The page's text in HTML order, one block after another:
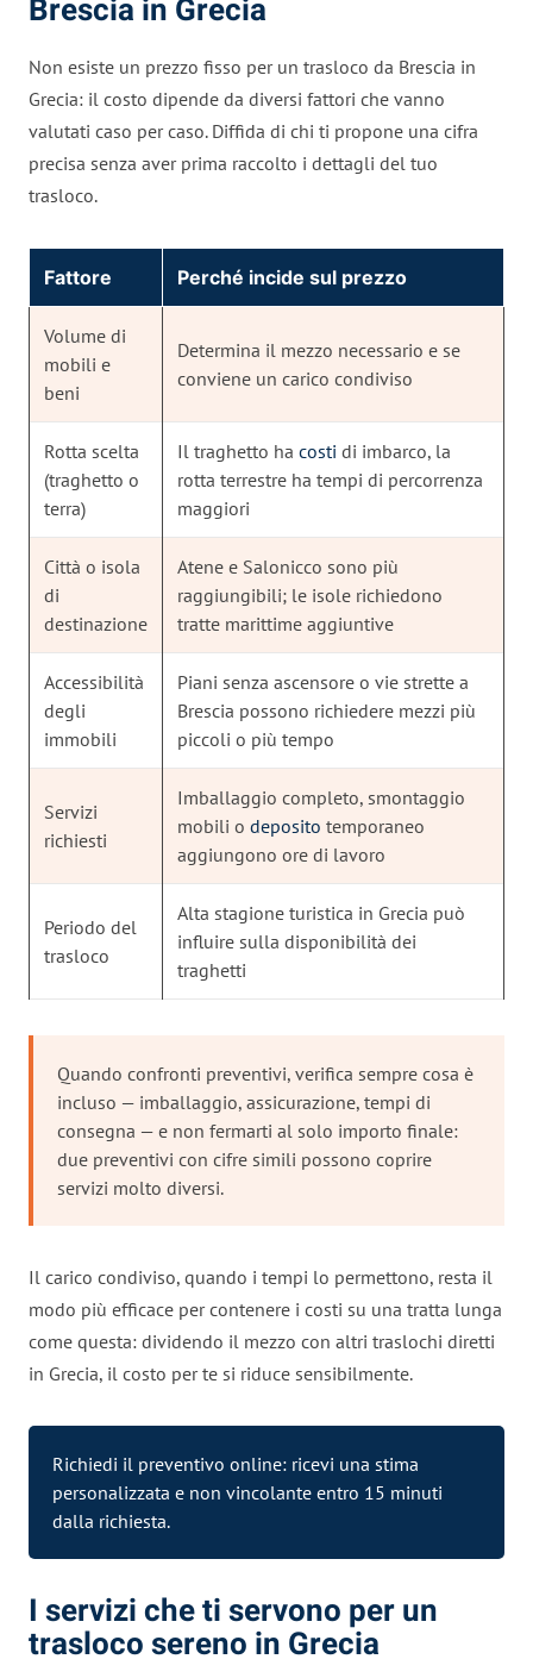
Brescia in Grecia
Non esiste un prezzo fisso per un trasloco da Brescia in
Grecia: il costo dipende da diversi fattori che vanno
valutati caso per caso. Diffida di chi ti propone una cifra
precisa senza aver prima raccolto i dettagli del tuo
trasloco.
Fattore Perché incide sul prezzo
Volume di
mobili e
beni
Determina il mezzo necessario e se
conviene un carico condiviso
Rotta scelta
(traghetto o
terra)
Il traghetto ha costi di imbarco, la
rotta terrestre ha tempi di percorrenza
maggiori
Città o isola
di
destinazione
Atene e Salonicco sono più
raggiungibili; le isole richiedono
tratte marittime aggiuntive
Accessibilità
degli
immobili
Piani senza ascensore o vie strette a
Brescia possono richiedere mezzi più
piccoli o più tempo
Servizi
richiesti
Imballaggio completo, smontaggio
mobili o deposito temporaneo
aggiungono ore di lavoro
Periodo del
trasloco
Alta stagione turistica in Grecia può
influire sulla disponibilità dei
traghetti
Quando confronti preventivi, verifica sempre cosa è
incluso — imballaggio, assicurazione, tempi di
consegna — e non fermarti al solo importo finale:
due preventivi con cifre simili possono coprire
servizi molto diversi.
Il carico condiviso, quando i tempi lo permettono, resta il
modo più efficace per contenere i costi su una tratta lunga
come questa: dividendo il mezzo con altri traslochi diretti
in Grecia, il costo per te si riduce sensibilmente.
Richiedi il preventivo online: ricevi una stima
personalizzata e non vincolante entro 15 minuti
dalla richiesta.
I servizi che ti servono per un
trasloco sereno in Grecia